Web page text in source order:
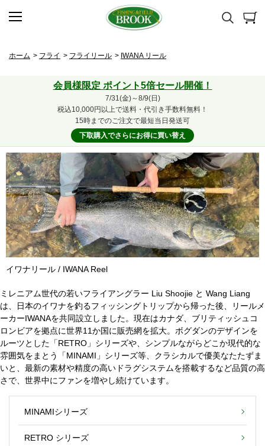
ホーム > フライ > フライリール > IWANA リール
会員様限定 ポイント5倍セール開催！
7/31(金)～8/9(日)
税込10,000円以上で送料・代引き手数料無料！
15時までのご注文で最短当日発送可
下取購入でさらにお得に買い替え
イワナリール / IWANA Reel
ミレニアム世代の若いフライアングラー Liu Shoojie と Wang Liang
は、日本のイワナを釣るフィッシングトリップから帰った後、リールメ
ーカーIWANAを共同設立しました。現在はカナダ、ブリティッシュコ
ロンビアを拠点に世界11か国に販売網を拡大。ボグダンのデザインを
ルーツとした「RETRO」シリーズや、シンプルながらどこか現代的な
雰囲気をまとう「MINAMI」シリーズ等、クラシカルで優美なたたずま
いと、最新の素材や精度の高いドラグシステムを搭載するなど品質の高
さで、世界中にファンを増やし続けています。
MINAMIシリーズ
RETRO シリーズ